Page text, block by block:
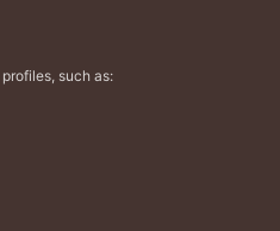
such as: